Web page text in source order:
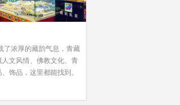
浓厚的藏韵气息，青藏
文风情、佛教文化、青
饰品，这里都能找到。